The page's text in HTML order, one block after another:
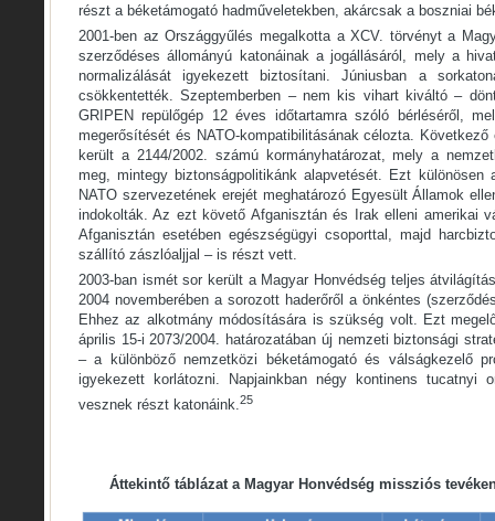
részt a béketámogató hadműveletekben, akárcsak a boszniai
2001-ben az Országgyűlés megalkotta a XCV. törvényt a
szerződéses állományú katonáinak a jogállásáról, mely a
normalizálását igyekezett biztosítani. Júniusban a
csökkentették. Szeptemberben – nem kis vihart kiváltó –
GRIPEN repülőgép 12 éves időtartamra szóló bérléséről,
megerősítését és NATO-kompatibilitásának célozta.
került a 2144/2002. számú kormányhatározat, mely a
meg, mintegy biztonságpolitikánk alapvetését. Ezt különösen
NATO szervezetének erejét meghatározó Egyesült Államok
indokolták. Az ezt követő Afganisztán és Irak elleni amerikai
Afganisztán esetében egészségügyi csoporttal, majd
szállító zászlóaljjal – is részt vett.
2003-ban ismét sor került a Magyar Honvédség teljes
2004 novemberében a sorozott haderőről a önkéntes
Ehhez az alkotmány módosítására is szükség volt. Ezt
április 15-i 2073/2004. határozatában új nemzeti biztonsági
– a különböző nemzetközi béketámogató és válságkezelő
igyekezett korlátozni. Napjainkban négy kontinens tucatnyi
vesznek részt katonáink. 25
Áttekintő táblázat a Magyar Honvédség missziós